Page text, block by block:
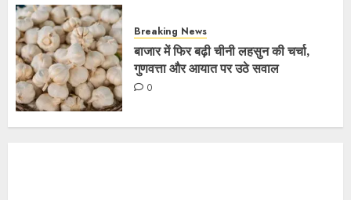
Breaking News
बाजार में फिर बढ़ी चीनी लहसुन की चर्चा,
गुणवत्ता और आयात पर उठे सवाल
0